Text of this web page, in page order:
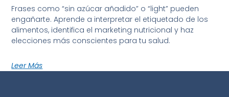
Frases como “sin azúcar añadido” o “light” pueden
engañarte. Aprende a interpretar el etiquetado de los
alimentos, identifica el marketing nutricional y haz
elecciones más conscientes para tu salud.
Leer Más